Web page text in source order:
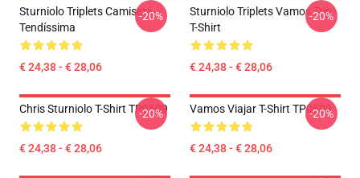
Sturniolo Triplets Camiseta
Tendíssima
€ 24,38 - € 28,06
-20%
Sturniolo Triplets Vamos Trip
T-Shirt
€ 24,38 - € 28,06
-20%
Chris Sturniolo T-Shirt TP0509
€ 24,38 - € 28,06
-20% Vamos Viajar T-Shirt TP0509
€ 24,38 - € 28,06
-20%